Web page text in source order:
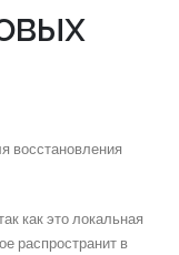
восстановления
как это локальная
распространит в